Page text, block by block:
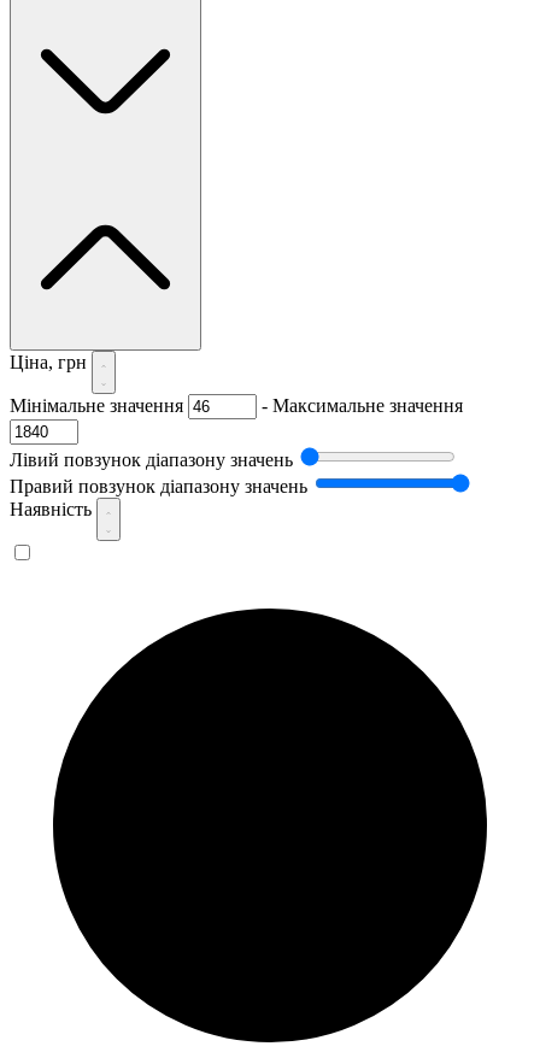
Ціна, грн
Мінімальне значення - Максимальне значення
Лівий повзунок діапазону значень
Правий повзунок діапазону значень
Наявність